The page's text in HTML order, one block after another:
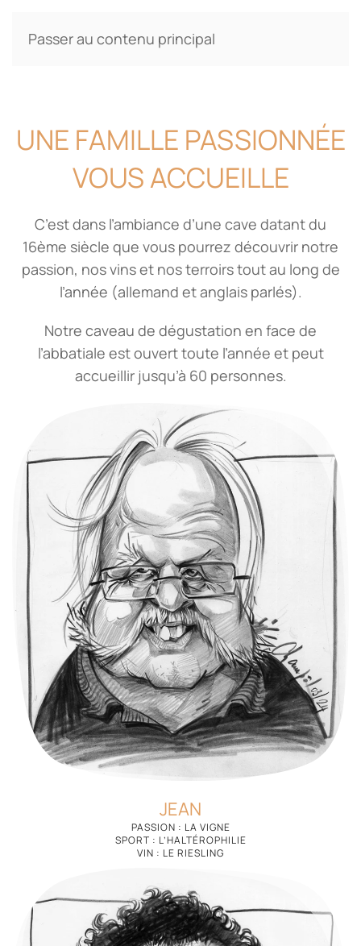
Passer au contenu principal
Caveau de dégustation
UNE FAMILLE PASSIONNÉE
VOUS ACCUEILLE
C’est dans l’ambiance d’une cave datant du
16ème siècle que vous pourrez découvrir notre
passion, nos vins et nos terroirs tout au long de
l’année (allemand et anglais parlés).
Notre caveau de dégustation en face de
l’abbatiale est ouvert toute l’année et peut
accueillir jusqu’à 60 personnes.
JEAN
PASSION : LA VIGNE
SPORT : L’HALTÉROPHILIE
VIN : LE RIESLING